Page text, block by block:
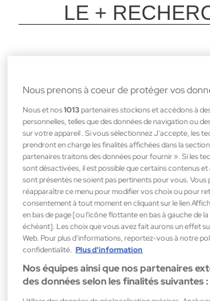
LE +
Nous prenons à coeur de protéger vos
Nous et nos1013partenaires stockons et accédons à
personnelles, telles que des données de navigation ou
sur votre appareil . Si vous sélectionnez J'accepte, les
prendront en charge les finalités affichées dans la
partenaires traitons des données pour fournir ». Si les
sont désactivées, il est possible que certains contenus
sont présentés ne soient pas pertinents pour vous. Vous
réapparaître ce menu pour modifier vos choix ou pour
consentement à tout moment en cliquant sur le lien
en bas de page [ou l'icône flottante en bas à gauche de la
échéant]. Les choix que vous avez fait aurons un effet
Web. Pour plus d’informations, reportez-vous à notre
confidentialité. Plus d'information
Nos équipes ainsi que nos partenaires
des données selon les finalités suivantes :